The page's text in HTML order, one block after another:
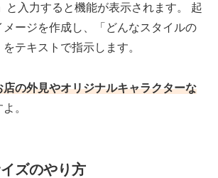
と入力すると機能が表示されます。 起
ージを作成し、「どんなスタイルの
テキストで指示します。
の外見やオリジナルキャラクターな
。
ズのやり方